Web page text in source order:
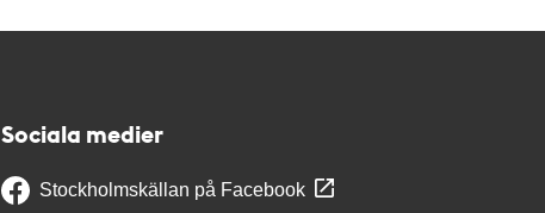
Sociala medier
Stockholmskällan på Facebook